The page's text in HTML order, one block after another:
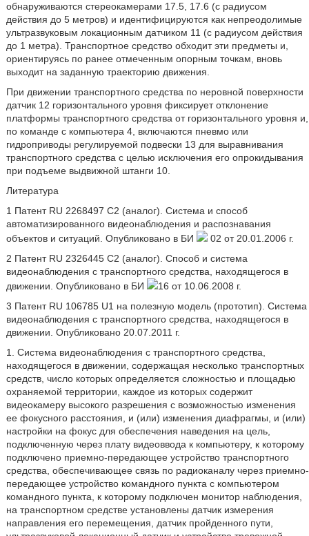
обнаруживаются стереокамерами 17.5, 17.6 (с радиусом
действия до 5 метров) и идентифицируются как непреодолимые
ультразвуковым локационным датчиком 11 (с радиусом действия
до 1 метра). Транспортное средство обходит эти предметы и,
ориентируясь по ранее отмеченным опорным точкам, вновь
выходит на заданную траекторию движения.
При движении транспортного средства по неровной поверхности
датчик 12 горизонтального уровня фиксирует отклонение
платформы транспортного средства от горизонтального уровня и,
по команде с компьютера 4, включаются пневмо или
гидроприводы регулируемой подвески 13 для выравнивания
транспортного средства с целью исключения его опрокидывания
при подъеме выдвижной штанги 10.
Литература
1 Патент RU 2268497 С2 (аналог). Система и способ
автоматизированного видеонаблюдения и распознавания
объектов и ситуаций. Опубликовано в БИ
02 от 20.01.2006 г.
2 Патент RU 2326445 С2 (аналог). Способ и система
видеонаблюдения с транспортного средства, находящегося в
движении. Опубликовано в БИ
16 от 10.06.2008 г.
3 Патент RU 106785 U1 на полезную модель (прототип). Система
видеонаблюдения с транспортного средства, находящегося в
движении. Опубликовано 20.07.2011 г.
1. Система видеонаблюдения с транспортного средства,
находящегося в движении, содержащая несколько транспортных
средств, число которых определяется сложностью и площадью
охраняемой территории, каждое из которых содержит
видеокамеру высокого разрешения с возможностью изменения
ее фокусного расстояния, и (или) изменения диафрагмы, и (или)
настройки на фокус для обеспечения наведения на цель,
подключенную через плату видеоввода к компьютеру, к которому
подключено приемно-передающее устройство транспортного
средства, обеспечивающее связь по радиоканалу через приемно-
передающее устройство командного пункта с компьютером
командного пункта, к которому подключен монитор наблюдения,
на транспортном средстве установлены датчик измерения
направления его перемещения, датчик пройденного пути,